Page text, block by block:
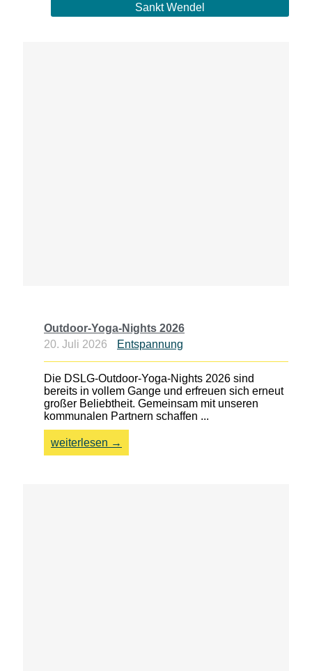
Sankt Wendel
Outdoor-Yoga-Nights 2026
20. Juli 2026
Entspannung
Die DSLG-Outdoor-Yoga-Nights 2026 sind
bereits in vollem Gange und erfreuen sich erneut
großer Beliebtheit. Gemeinsam mit unseren
kommunalen Partnern schaffen ...
weiterlesen →